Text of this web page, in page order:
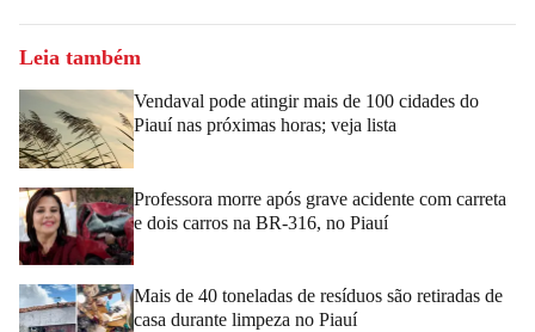
Leia também
Vendaval pode atingir mais de 100 cidades do
Piauí nas próximas horas; veja lista
Professora morre após grave acidente com carreta
e dois carros na BR-316, no Piauí
Mais de 40 toneladas de resíduos são retiradas de
casa durante limpeza no Piauí